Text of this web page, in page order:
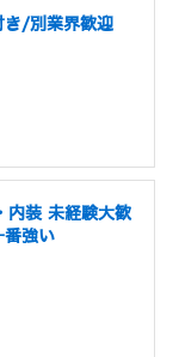
/別業界歓迎
内装 未経験大歓
番強い